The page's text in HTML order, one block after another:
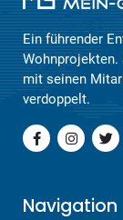
Ein führender
Wohnprojekten.
mit seinen
verdoppelt.
Navigation